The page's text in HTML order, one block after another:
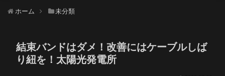
ホーム 未分類
結束バンドはダメ！改善にはケーブルしば
り紐を！太陽光発電所